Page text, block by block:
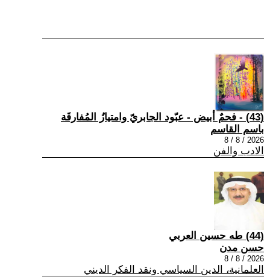
(43) - فحمٌ أبيض - عبّود الجابريّ وامتيازُ المُفارقَة
باسم القاسم
2026 / 8 / 8
الادب والفن
(44) طه حسين العربي
حسن مدن
2026 / 8 / 8
العلمانية، الدين السياسي ونقد الفكر الديني